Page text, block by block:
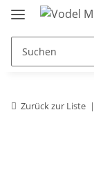
Zurück zur Liste